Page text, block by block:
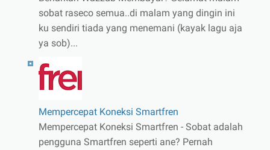
sobat raseco semua..di malam yang dingin ini
ku sendiri tiada yang menemani (kayak lagu aja
ya sob)...
Mempercepat Koneksi Smartfren
Mempercepat Koneksi Smartfren - Sobat adalah
pengguna Smartfren seperti ane? Pernah